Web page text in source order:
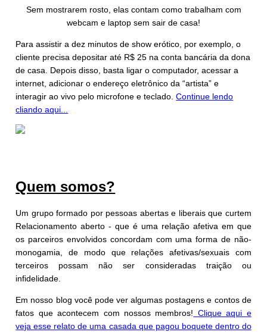
Sem mostrarem rosto, elas contam como trabalham com
webcam e laptop sem sair de casa!
Para assistir a dez minutos de show erótico, por exemplo, o
cliente precisa depositar até R$ 25 na conta bancária da dona
de casa. Depois disso, basta ligar o computador, acessar a
internet, adicionar o endereço eletrônico da “artista” e
interagir ao vivo pelo microfone e teclado.Continue lendo
cliando aqui...
Quem somos?
Um grupo formado por pessoas abertas e liberais que curtem
Relacionamento aberto - que é uma relação afetiva em que
os parceiros envolvidos concordam com uma forma de não-
monogamia, de modo que relações afetivas/sexuais com
terceiros possam não ser consideradas traição ou
infidelidade.
Em nosso blog você pode ver algumas postagens e contos de
fatos que acontecem com nossos membros! Clique aqui e
veja esse relato de uma casada que pagou boquete dentro do